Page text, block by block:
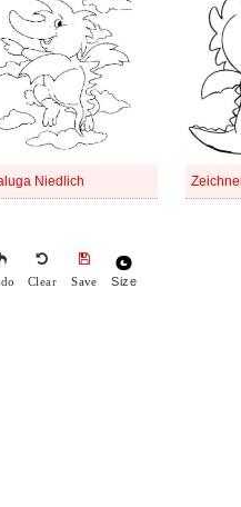
Niedlich
Clear Save Size